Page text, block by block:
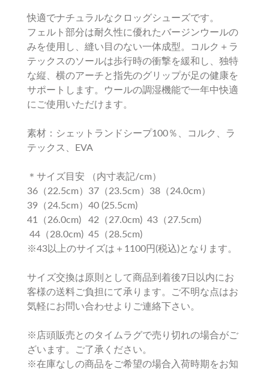
快適でナチュラルなクロッグシューズです。
フェルト部分は耐久性に優れたバージンウールの
みを使用し、縫い目のない一体成型。コルク＋ラ
テックスのソールは歩行時の衝撃を緩和し、独特
な縦、横のアーチと指先のグリップが足の健康を
サポートします。ウールの調湿機能で一年中快適
にご使用いただけます。
素材：シェットランドシープ100％、コルク、ラ
テックス、EVA
＊サイズ目安 （内寸表記/cm）
36（22.5cm）37（23.5cm）38（24.0cm）
39（24.5cm）40 (25.5cm)
41（26.0cm) 42（27.0cm) 43（27.5cm)
44（28.0cm) 45（28.5cm)
※43以上のサイズは＋1100円(税込)となります。
サイズ交換は原則として商品到着後7日以内にお
客様の送料ご負担にて承ります。ご不明な点はお
気軽にお問い合わせよりご連絡下さい。
※店頭販売とのタイムラグで売り切れの場合がご
ざいます。ご了承ください。
※在庫なしの商品をご希望の場合入荷時期をお知